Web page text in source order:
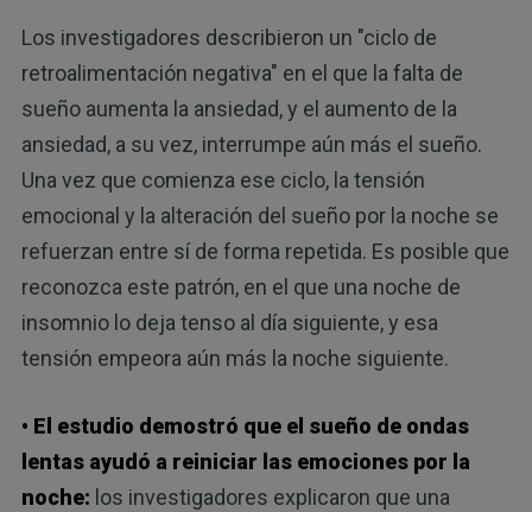
Los investigadores describieron un "ciclo de
retroalimentación negativa" en el que la falta de
sueño aumenta la ansiedad, y el aumento de la
ansiedad, a su vez, interrumpe aún más el sueño.
Una vez que comienza ese ciclo, la tensión
emocional y la alteración del sueño por la noche se
refuerzan entre sí de forma repetida. Es posible que
reconozca este patrón, en el que una noche de
insomnio lo deja tenso al día siguiente, y esa
tensión empeora aún más la noche siguiente.
• El estudio demostró que el sueño de ondas
lentas ayudó a reiniciar las emociones por la
noche: los investigadores explicaron que una